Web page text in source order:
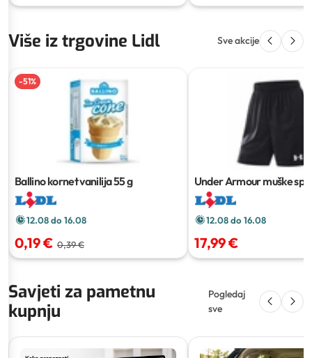
Više iz trgovine Lidl Sve akcije
-51%
Ballino kornet vanilija55 g
12.08 do 16.08
0,19 € 0,39 €
Under Armour muške
kratke hlače
12.08 do 16.08
17,99 €
Savjeti za pametnu
kupnju
Pogledaj
sve